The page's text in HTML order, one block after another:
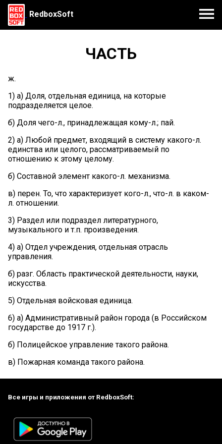
RedboxSoft
ЧАСТЬ
ж.
1) а) Доля, отдельная единица, на которые
подразделяется целое.
б) Доля чего-л., принадлежащая кому-л.; пай.
2) а) Любой предмет, входящий в систему какого-л.
единства или целого, рассматриваемый по
отношению к этому целому.
б) Составной элемент какого-л. механизма.
в) перен. То, что характеризует кого-л., что-л. в каком-
л. отношении.
3) Раздел или подраздел литературного,
музыкального и т.п. произведения.
4) а) Отдел учреждения, отдельная отрасль
управления.
б) разг. Область практической деятельности, науки,
искусства.
5) Отдельная войсковая единица.
6) а) Административный район города (в Российском
государстве до 1917 г.).
б) Полицейское управление такого района.
в) Пожарная команда такого района.
Все игры и приложения от RedboxSoft: